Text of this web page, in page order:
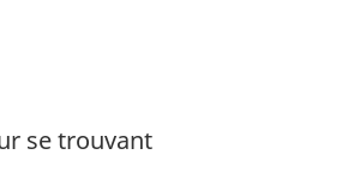
se trouvant